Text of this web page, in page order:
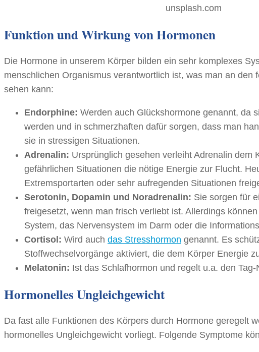
unsplash.com
Funktion und Wirkung von Hormonen
Die Hormone in unserem Körper bilden ein sehr komplexes
menschlichen Organismus verantwortlich ist, was man an den
sehen kann:
Endorphine: Werden auch Glückshormone genannt, da
werden und in schmerzhaften dafür sorgen, dass man
sie in stressigen Situationen.
Adrenalin: Ursprünglich gesehen verleiht Adrenalin dem
gefährlichen Situationen die nötige Energie zur Flucht.
Extremsportarten oder sehr aufregenden Situationen
Serotonin, Dopamin und Noradrenalin: Sie sorgen für
freigesetzt, wenn man frisch verliebt ist. Allerdings
System, das Nervensystem im Darm oder die
Cortisol: Wird auch das Stresshormon genannt. Es
Stoffwechselvorgänge aktiviert, die dem Körper Energie
Melatonin: Ist das Schlafhormon und regelt u.a. den
Hormonelles Ungleichgewicht
Da fast alle Funktionen des Körpers durch Hormone geregelt
hormonelles Ungleichgewicht vorliegt. Folgende Symptome